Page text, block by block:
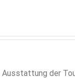
Ausstattung der